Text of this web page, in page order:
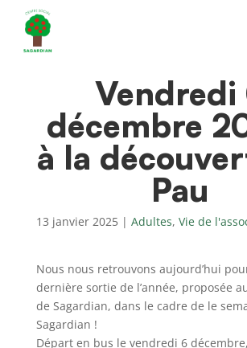
Vendredi
décembre
à la
Pau
13 janvier 2025| Adultes, Vie de
Nous nous retrouvons aujourd’hui
dernière sortie de l’année, proposée
de Sagardian, dans le cadre de le
Sagardian !
Départ en bus le vendredi 6